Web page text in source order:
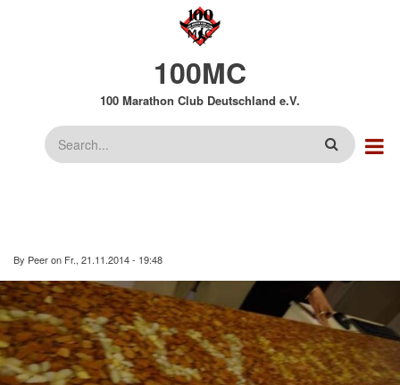
100MC
100 Marathon Club Deutschland e.V.
Suche
By Peeron Fr., 21.11.2014 - 19:48